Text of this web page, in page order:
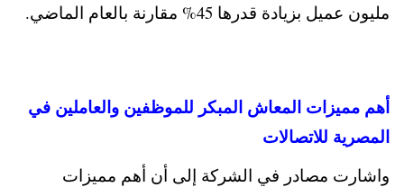
مليون عميل بزيادة قدرها 45% مقارنة بالعام الماضي.
أهم مميزات المعاش المبكر للموظفين والعاملين في
المصرية للاتصالات
واشارت مصادر في الشركة إلى أن أهم مميزات